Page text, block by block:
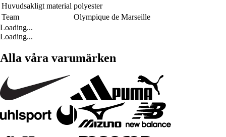
Huvudsakligt material polyester
Team
Olympique de Marseille
Loading...
Loading...
Alla våra varumärken